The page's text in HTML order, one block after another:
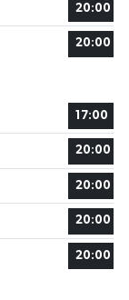
20:00
20:00
17:00
20:00
20:00
20:00
20:00